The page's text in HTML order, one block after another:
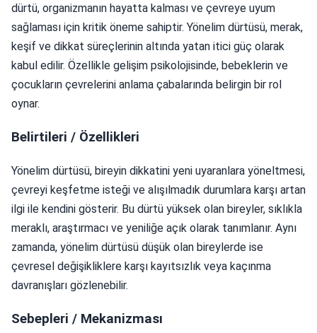
dürtü, organizmanın hayatta kalması ve çevreye uyum
sağlaması için kritik öneme sahiptir. Yönelim dürtüsü, merak,
keşif ve dikkat süreçlerinin altında yatan itici güç olarak
kabul edilir. Özellikle gelişim psikolojisinde, bebeklerin ve
çocukların çevrelerini anlama çabalarında belirgin bir rol
oynar.
Belirtileri / Özellikleri
Yönelim dürtüsü, bireyin dikkatini yeni uyaranlara yöneltmesi,
çevreyi keşfetme isteği ve alışılmadık durumlara karşı artan
ilgi ile kendini gösterir. Bu dürtü yüksek olan bireyler, sıklıkla
meraklı, araştırmacı ve yeniliğe açık olarak tanımlanır. Aynı
zamanda, yönelim dürtüsü düşük olan bireylerde ise
çevresel değişikliklere karşı kayıtsızlık veya kaçınma
davranışları gözlenebilir.
Sebepleri / Mekanizması